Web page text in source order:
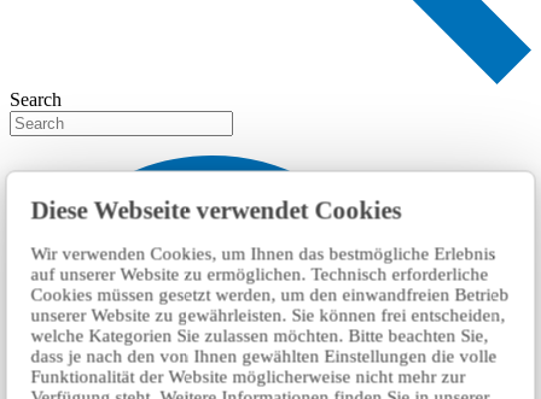
Diese Webseite verwendet Cookies
Wir verwenden Cookies, um Ihnen das bestmögliche Erlebnis
auf unserer Website zu ermöglichen. Technisch erforderliche
Cookies müssen gesetzt werden, um den einwandfreien Betrieb
unserer Website zu gewährleisten. Sie können frei entscheiden,
welche Kategorien Sie zulassen möchten. Bitte beachten Sie,
dass je nach den von Ihnen gewählten Einstellungen die volle
Funktionalität der Website möglicherweise nicht mehr zur
Search